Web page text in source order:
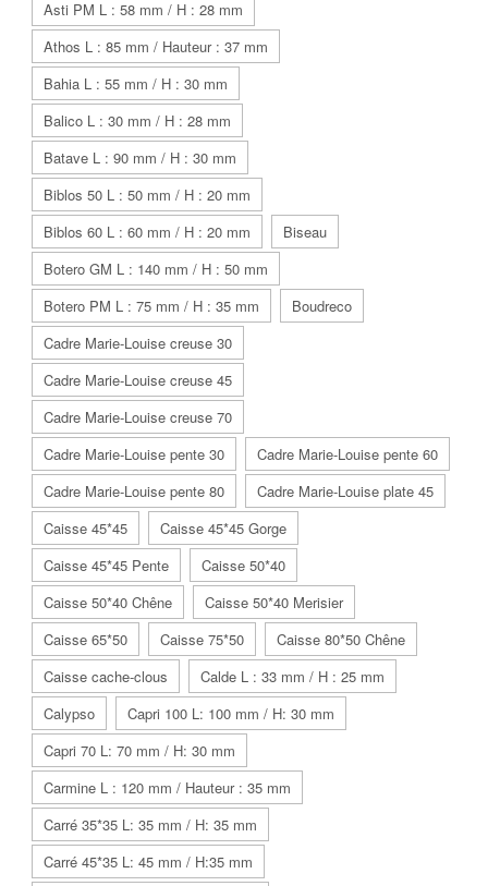
Asti PM L : 58 mm / H : 28 mm
Athos L : 85 mm / Hauteur : 37 mm
Bahia L : 55 mm / H : 30 mm
Balico L : 30 mm / H : 28 mm
Batave L : 90 mm / H : 30 mm
Biblos 50 L : 50 mm / H : 20 mm
Biblos 60 L : 60 mm / H : 20 mm
Biseau
Botero GM L : 140 mm / H : 50 mm
Botero PM L : 75 mm / H : 35 mm
Boudreco
Cadre Marie-Louise creuse 30
Cadre Marie-Louise creuse 45
Cadre Marie-Louise creuse 70
Cadre Marie-Louise pente 30
Cadre Marie-Louise pente 60
Cadre Marie-Louise pente 80
Cadre Marie-Louise plate 45
Caisse 45*45
Caisse 45*45 Gorge
Caisse 45*45 Pente
Caisse 50*40
Caisse 50*40 Chêne
Caisse 50*40 Merisier
Caisse 65*50
Caisse 75*50
Caisse 80*50 Chêne
Caisse cache-clous
Calde L : 33 mm / H : 25 mm
Calypso
Capri 100 L: 100 mm / H: 30 mm
Capri 70 L: 70 mm / H: 30 mm
Carmine L : 120 mm / Hauteur : 35 mm
Carré 35*35 L: 35 mm / H: 35 mm
Carré 45*35 L: 45 mm / H:35 mm